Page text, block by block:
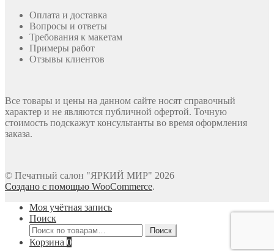
Оплата и доставка
Вопросы и ответы
Требования к макетам
Примеры работ
Отзывы клиентов
Все товары и цены на данном сайте носят справочный
характер и не являются публичной офертой. Точную
стоимость подскажут консультанты во время оформления
заказа.
© Печатный салон "ЯРКИЙ МИР" 2026
Создано с помощью WooCommerce.
Моя учётная запись
Поиск
Искать:
Поиск
Корзина 0